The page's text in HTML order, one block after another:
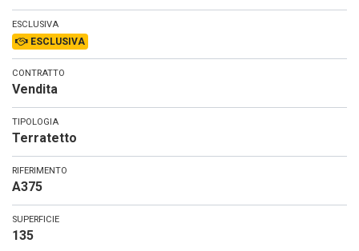
ESCLUSIVA
ESCLUSIVA
CONTRATTO
Vendita
TIPOLOGIA
Terratetto
RIFERIMENTO
A375
SUPERFICIE
135